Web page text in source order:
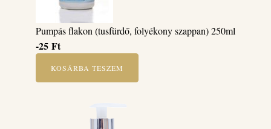
Pumpás flakon (tusfürdő, folyékony szappan) 250ml
-25 Ft
KOSÁRBA TESZEM